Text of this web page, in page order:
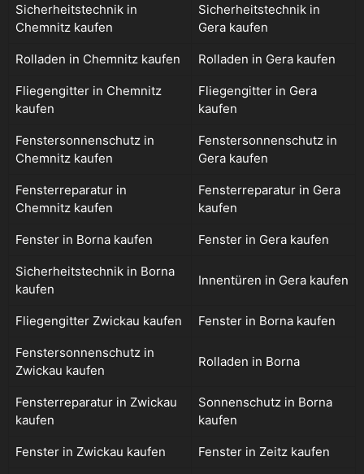
Sicherheitstechnik in
Chemnitz kaufen
Sicherheitstechnik in
Gera kaufen
Rolladen in Chemnitz kaufen Rolladen in Gera kaufen
Fliegengitter in Chemnitz
kaufen
Fliegengitter in Gera
kaufen
Fenstersonnenschutz in
Chemnitz kaufen
Fenstersonnenschutz in
Gera kaufen
Fensterreparatur in
Chemnitz kaufen
Fensterreparatur in Gera
kaufen
Fenster in Borna kaufen Fenster in Gera kaufen
Sicherheitstechnik in Borna
kaufen
Innentüren in Gera kaufen
Fliegengitter Zwickau kaufen Fenster in Borna kaufen
Fenstersonnenschutz in
Zwickau kaufen
Rolladen in Borna
Fensterreparatur in Zwickau
kaufen
Sonnenschutz in Borna
kaufen
Fenster in Zwickau kaufen Fenster in Zeitz kaufen